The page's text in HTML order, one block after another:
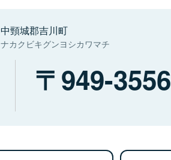
中頸城郡吉川町
ナカクビキグンヨシカワマチ
949-3556